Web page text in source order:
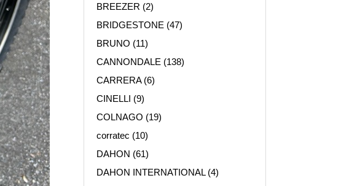
BREEZER (2)
BRIDGESTONE (47)
BRUNO (11)
CANNONDALE (138)
CARRERA(6)
CINELLI (9)
COLNAGO (19)
corratec (10)
DAHON (61)
DAHON INTERNATIONAL(4)